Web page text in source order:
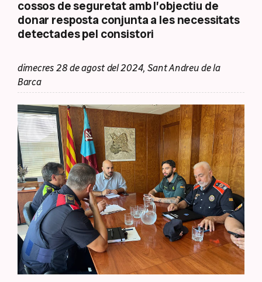
cossos de seguretat amb l’objectiu de
donar resposta conjunta a les necessitats
detectades pel consistori
dimecres 28 de agost del 2024, Sant Andreu de la
Barca